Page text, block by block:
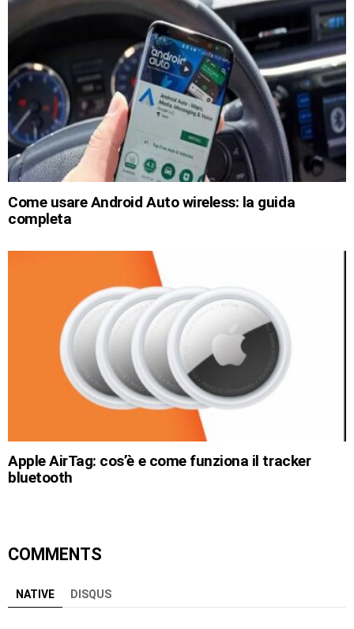
Come usare Android Auto wireless: la guida
completa
Apple AirTag: cos’è e come funziona il tracker
bluetooth
COMMENTS
NATIVE DISQUS